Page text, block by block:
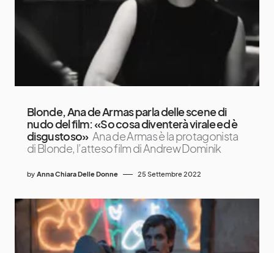
Blonde, Ana de Armas parla delle scene di
nudo del film: «So cosa diventerà virale ed è
disgustoso» Ana de Armas è la protagonista
di Blonde, l’atteso film di Andrew Dominik
by Anna Chiara Delle Donne 25 Settembre 2022